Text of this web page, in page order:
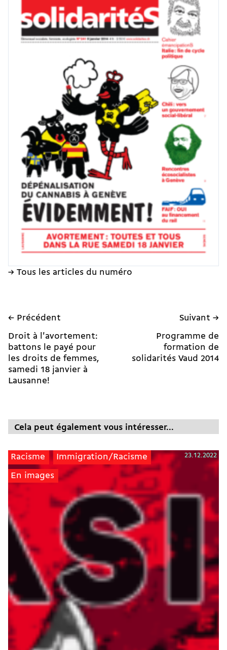
→ Tous les articles du numéro
← Précédent
Droit à l'avortement:
battons le payé pour
les droits de femmes,
samedi 18 janvier à
Lausanne!
Suivant →
Programme de
formation de
solidarités Vaud 2014
Cela peut également vous intéresser...
Racisme Immigration/Racisme
En images
23.12.2022